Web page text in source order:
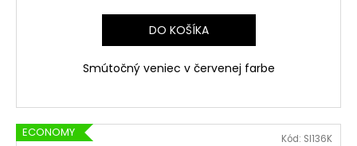
DO KOŠÍKA
Smútočný veniec v červenej farbe
ECONOMY Kód: SI136K